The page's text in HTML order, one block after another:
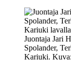
Juontaja Jari
Spolander,
Kariuki.